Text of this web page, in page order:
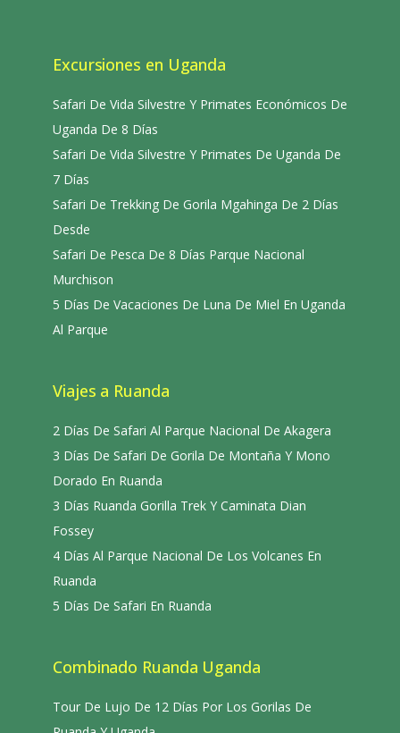
Excursiones en Uganda
Safari De Vida Silvestre Y Primates Económicos De
Uganda De 8 Días
Safari De Vida Silvestre Y Primates De Uganda De
7 Días
Safari De Trekking De Gorila Mgahinga De 2 Días
Desde
Safari De Pesca De 8 Días Parque Nacional
Murchison
5 Días De Vacaciones De Luna De Miel En Uganda
Al Parque
Viajes a Ruanda
2 Días De Safari Al Parque Nacional De Akagera
3 Días De Safari De Gorila De Montaña Y Mono
Dorado En Ruanda
3 Días Ruanda Gorilla Trek Y Caminata Dian
Fossey
4 Días Al Parque Nacional De Los Volcanes En
Ruanda
5 Días De Safari En Ruanda
Combinado Ruanda Uganda
Tour De Lujo De 12 Días Por Los Gorilas De